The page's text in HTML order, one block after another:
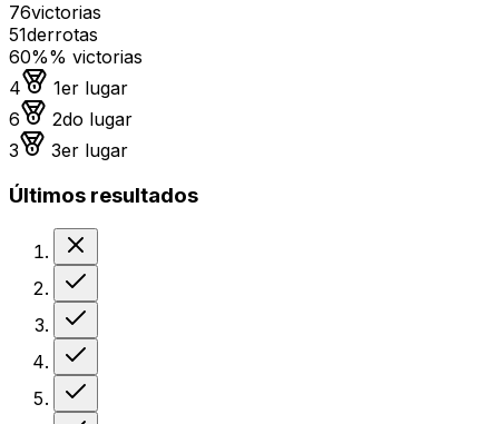
76victorias
51derrotas
60%% victorias
4
Medalla de oro
1er lugar
6
Medalla de plata
2do lugar
3
Medalla de bronce
3er lugar
Últimos resultados